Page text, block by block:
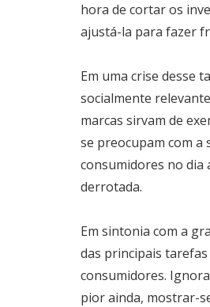
hora de cortar os
ajustá-la para fazer
Em uma crise desse
socialmente
marcas sirvam de
se preocupam com a
consumidores no dia
derrotada.
Em sintonia com a
das principais
consumidores.
pior ainda, mostrar-